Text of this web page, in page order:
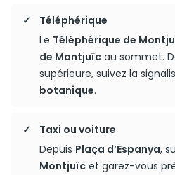
Téléphérique
Le Téléphérique de
de Montjuïc au sommet.
supérieure, suivez la
botanique.
Taxi ou voiture
Depuis Plaça d’Espanya,
Montjuïc et garez-vous